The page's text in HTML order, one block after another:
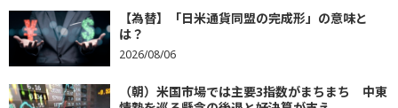
【為替】「日米通貨同盟の完成形」の意味と
は？
2026/08/06
（朝）米国市場では主要3指数がまちまち 中東